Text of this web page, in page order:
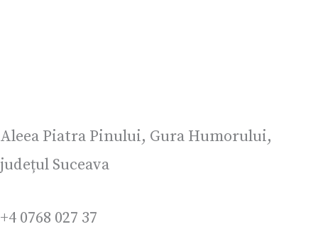
Aleea Piatra Pinului, Gura Humorului,
județul Suceava
+4 0768 027 37